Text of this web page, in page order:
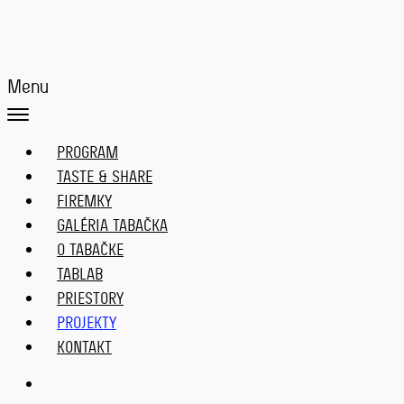
Menu
PROGRAM
TASTE & SHARE
FIREMKY
GALÉRIA TABAČKA
O TABAČKE
TABLAB
PRIESTORY
PROJEKTY
KONTAKT